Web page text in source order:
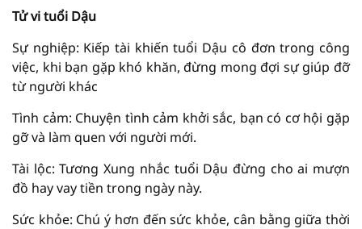
Tử vi tuổi Dậu
Sự nghiệp: Kiếp tài khiến tuổi Dậu cô đơn trong công
việc, khi bạn gặp khó khăn, đừng mong đợi sự giúp đỡ
từ người khác
Tình cảm: Chuyện tình cảm khởi sắc, bạn có cơ hội gặp
gỡ và làm quen với người mới.
Tài lộc: Tương Xung nhắc tuổi Dậu đừng cho ai mượn
đồ hay vay tiền trong ngày này.
Sức khỏe: Chú ý hơn đến sức khỏe, cân bằng giữa thời